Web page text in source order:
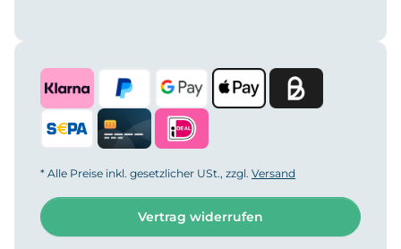
* Alle Preise inkl. gesetzlicher USt., zzgl. Versand
Vertrag widerrufen